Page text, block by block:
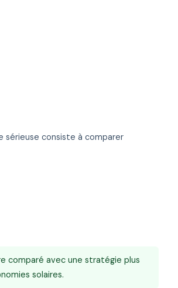
sérieuse consiste à comparer
comparé avec une stratégie plus
solaires.